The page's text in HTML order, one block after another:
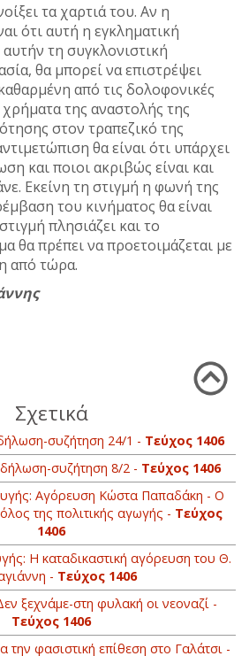
τα χαρτιά του. Αν η
ότι αυτή η εγκληματική
τη συγκλονιστική
θα μπορεί να επιστρέψει
από τις δολοφονικές
χρήματα της αναστολής της
στον τραπεζικό της
θα είναι ότι υπάρχει
και ποιοι ακριβώς είναι και
Εκείνη τη στιγμή η φωνή της
του κινήματος θα είναι
πλησιάζει και το
θα πρέπει να προετοιμάζεται με
από τώρα.
Σχετικά
συζήτηση 24/1 - Τεύχος 1406
συζήτηση 8/2 - Τεύχος 1406
Αγόρευση Κώστα Παπαδάκη - Ο
της πολιτικής αγωγής - Τεύχος
1406
H καταδικαστική αγόρευση του Θ.
- Τεύχος 1406
ξεχνάμε-στη φυλακή οι νεοναζί -
Τεύχος 1406
την φασιστική επίθεση στο Γαλάτσι -